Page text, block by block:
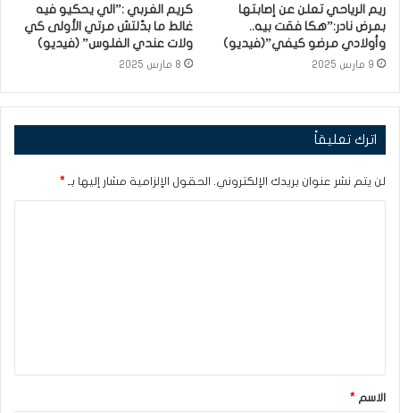
ريم الرياحي تعلن عن إصابتها
بمرض نادر:”هكا فقت بيه..
وأولادي مرضو كيفي”(فيديو)
9 مارس 2025
كريم الغربي :”الي يحكيو فيه
غالط ما بدّلتش مرتي الأولى كي
ولات عندي الفلوس” (فيديو)
8 مارس 2025
اترك تعليقاً
لن يتم نشر عنوان بريدك الإلكتروني. الحقول الإلزامية مشار إليها بـ *
ق
*الاسم *